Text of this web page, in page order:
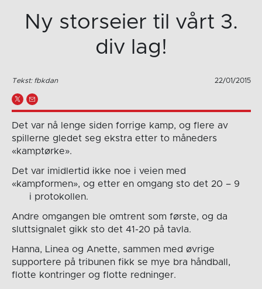
Ny storseier til vårt 3.
div lag!
Tekst: fbkdan 22/01/2015
Det var nå lenge siden forrige kamp, og flere av
spillerne gledet seg ekstra etter to måneders
«kamptørke».
Det var imidlertid ikke noe i veien med
«kampformen», og etter en omgang sto det 20 – 9
i protokollen.
Andre omgangen ble omtrent som første, og da
sluttsignalet gikk sto det 41-20 på tavla.
Hanna, Linea og Anette, sammen med øvrige
supportere på tribunen fikk se mye bra håndball,
flotte kontringer og flotte redninger.